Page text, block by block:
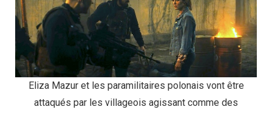
Eliza Mazur et les paramilitaires polonais vont être
attaqués par les villageois agissant comme des